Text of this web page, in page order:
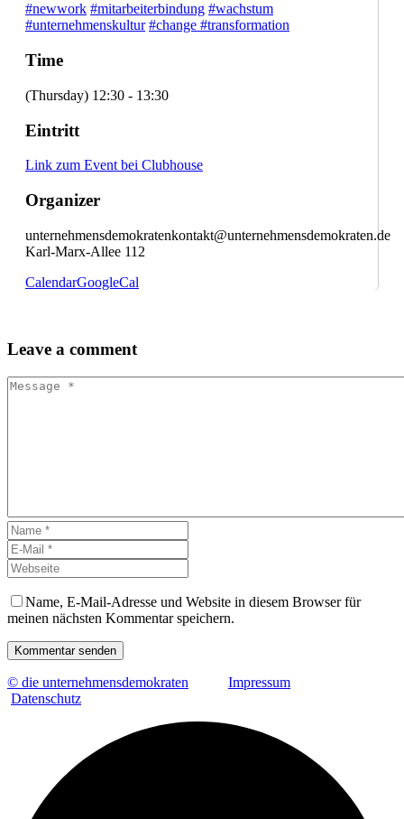
#newwork #mitarbeiterbindung #wachstum
#unternehmenskultur #change #transformation
Time
(Thursday) 12:30 - 13:30
Eintritt
Link zum Event bei Clubhouse
Organizer
unternehmensdemokratenkontakt@unternehmensdemokraten.de
Karl-Marx-Allee 112
CalendarGoogleCal
Leave a comment
Name, E-Mail-Adresse und Website in diesem Browser für
meinen nächsten Kommentar speichern.
Kommentar senden
© die unternehmensdemokraten
Impressum
Datenschutz